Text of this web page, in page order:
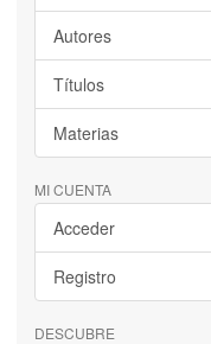
Autores
Títulos
Materias
MI CUENTA
Acceder
Registro
DESCUBRE